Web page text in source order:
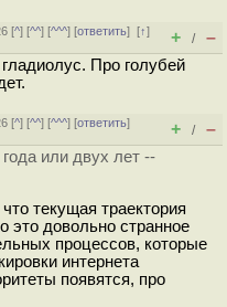
[^] [^^] [^^^] [ответить][↑]
+ / –
Про голубей
[^] [^^] [^^^] [ответить]
+ / –
или двух лет --
текущая траектория
это довольно странное
процессов, которые
интернета
появятся, про